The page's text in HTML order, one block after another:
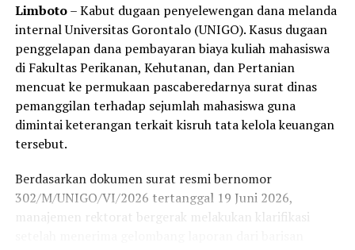
Limboto– Kabut dugaan penyelewengan dana melanda
internal Universitas Gorontalo (UNIGO). Kasus dugaan
penggelapan dana pembayaran biaya kuliah mahasiswa
di Fakultas Perikanan, Kehutanan, dan Pertanian
mencuat ke permukaan pascaberedarnya surat dinas
pemanggilan terhadap sejumlah mahasiswa guna
dimintai keterangan terkait kisruh tata kelola keuangan
tersebut.
Berdasarkan dokumen surat resmi bernomor
302/M/UNIGO/VI/2026 tertanggal 19 Juni 2026,
manajemen rektorat bergerak melakukan klarifikasi